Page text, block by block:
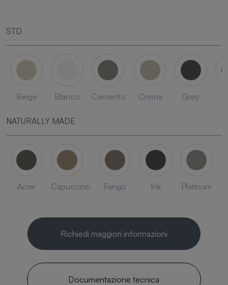
STD
Beige Blanco Cemento Crema Grey
NATURALLY MADE
Acier Capuccino Fango Ink Platinum
Richiedi maggiori informazioni
Documentazione tecnica